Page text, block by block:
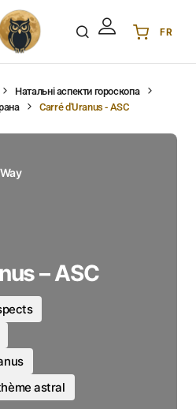
FR
DE Deutsch
PL Polski
Натальні аспекти гороскопа
Carré d'Uranus - ASC
– ASC
astral